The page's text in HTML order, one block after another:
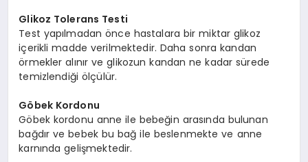
Glikoz Tolerans Testi
Test yapılmadan önce hastalara bir miktar glikoz
içerikli madde verilmektedir. Daha sonra kandan
örmekler alınır ve glikozun kandan ne kadar sürede
temizlendiği ölçülür.
Göbek Kordonu
Göbek kordonu anne ile bebeğin arasında bulunan
bağdır ve bebek bu bağ ile beslenmekte ve anne
karnında gelişmektedir.